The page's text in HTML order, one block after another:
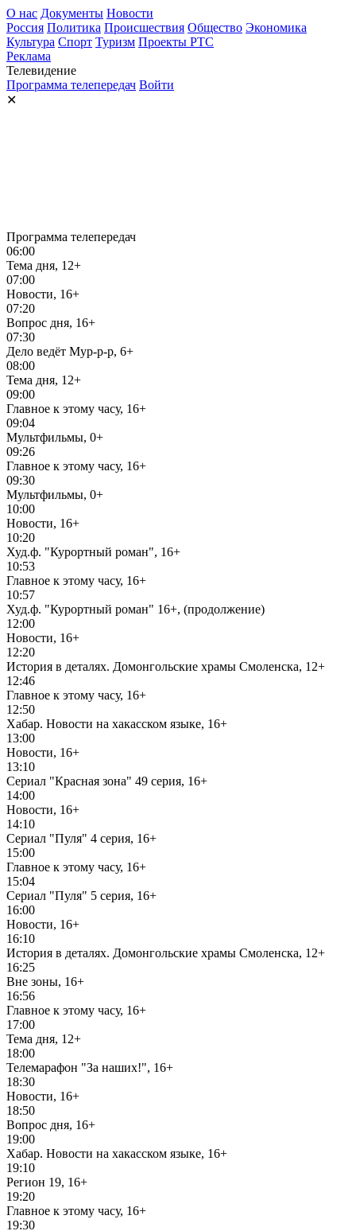
О нас Документы Новости
Россия Политика Происшествия Общество Экономика
Культура Спорт Туризм Проекты РТС
Реклама
Телевидение
Программа телепередач Войти
✕
Программа телепередач
06:00
Тема дня, 12+
07:00
Новости, 16+
07:20
Вопрос дня, 16+
07:30
Дело ведёт Мур-р-р, 6+
08:00
Тема дня, 12+
09:00
Главное к этому часу, 16+
09:04
Мультфильмы, 0+
09:26
Главное к этому часу, 16+
09:30
Мультфильмы, 0+
10:00
Новости, 16+
10:20
Худ.ф. "Курортный роман", 16+
10:53
Главное к этому часу, 16+
10:57
Худ.ф. "Курортный роман" 16+, (продолжение)
12:00
Новости, 16+
12:20
История в деталях. Домонгольские храмы Смоленска, 12+
12:46
Главное к этому часу, 16+
12:50
Хабар. Новости на хакасском языке, 16+
13:00
Новости, 16+
13:10
Сериал "Красная зона" 49 серия, 16+
14:00
Новости, 16+
14:10
Сериал "Пуля" 4 серия, 16+
15:00
Главное к этому часу, 16+
15:04
Сериал "Пуля" 5 серия, 16+
16:00
Новости, 16+
16:10
История в деталях. Домонгольские храмы Смоленска, 12+
16:25
Вне зоны, 16+
16:56
Главное к этому часу, 16+
17:00
Тема дня, 12+
18:00
Телемарафон "За наших!", 16+
18:30
Новости, 16+
18:50
Вопрос дня, 16+
19:00
Хабар. Новости на хакасском языке, 16+
19:10
Регион 19, 16+
19:20
Главное к этому часу, 16+
19:30